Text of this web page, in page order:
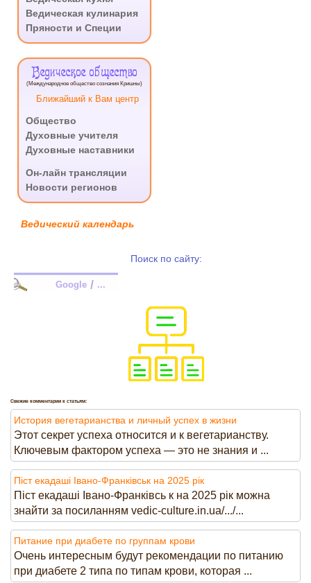
Ведическая кулинария
Пряности и Специи
Ведическое общество
(Международное общество сознания Кришны)
Ближайший к Вам центр
Общество
Духовные учителя
Духовные наставники
Он-лайн трансляции
Новости регионов
Ведический календарь
Поиск по сайту:
Google / ...
Свежие комментарии к статьям:
История вегетарианства и личный успех в жизни
Этот секрет успеха относится и к вегетарианству.
Ключевым фактором успеха — это не знания и ...
Піст екадаші Івано-Франківськ на 2025 рік
Піст екадаші Івано-Франківсь к на 2025 рік можна
знайти за посиланням vedic-culture.in.ua/.../...
Питание при диабете по группам крови
Очень интересным будут рекомендации по питанию
при диабете 2 типа по типам крови, которая ...